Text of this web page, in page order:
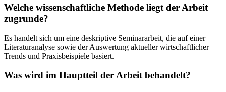
Welche wissenschaftliche Methode liegt der Arbeit
zugrunde?
Es handelt sich um eine deskriptive Seminararbeit, die auf einer
Literaturanalyse sowie der Auswertung aktueller wirtschaftlicher
Trends und Praxisbeispiele basiert.
Was wird im Hauptteil der Arbeit behandelt?